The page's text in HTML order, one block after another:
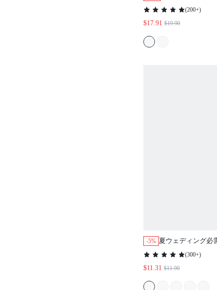
カジュアルスポ
ップショーツラ
リーパジャマセ
(200+)
$17.91 $19.90
-5% 夏ウェディング必
クシーナイトド
リーパジャマ ス
ターウェア&パジ
(300+)
$11.31 $11.90